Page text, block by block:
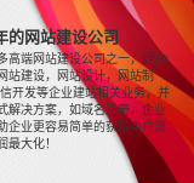
的网站建设公司
高端网站建设公司之一，近20
站建设，网站设计，网站制
开发等企业建站相关业务，并
解决方案，如域名注册，企业
企业更容易简单的获取用户流
最大化！